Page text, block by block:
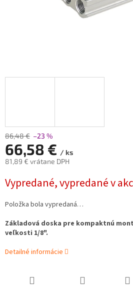
86,48 € –23 %
66,58 € / ks
81,89 € vrátane DPH
cena:
Vypredané, vypredané v
Položka bola vypredaná…
Základová doska pre kompaktnú
veľkosti 1/8".
Detailné informácie